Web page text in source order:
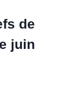
de
juin